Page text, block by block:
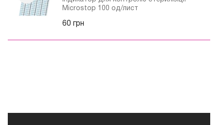
Microstop 100 од/лист
60 грн